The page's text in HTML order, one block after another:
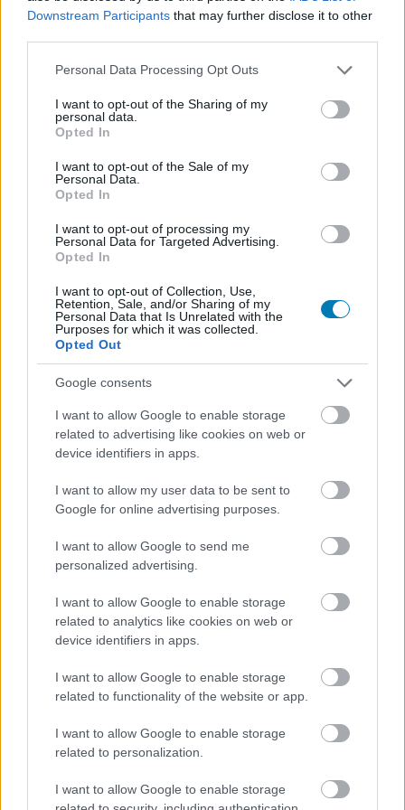
Downstream Participants that may further disclose it to other
Please note that this website/app uses one or more Google
not limited to your visit or usage behaviour. You may click to
grant or deny consent to Google and its third-party tags to
use your data for below specified purposes in below Google
consent section.
Personal Data Processing Opt Outs
I want to opt-out of the Sharing of my
personal data.
Opted In
I want to opt-out of the Sale of my
Personal Data.
Opted In
I want to opt-out of processing my
Personal Data for Targeted Advertising.
Opted In
I want to opt-out of Collection, Use,
Retention, Sale, and/or Sharing of my
Personal Data that Is Unrelated with the
Purposes for which it was collected.
Opted Out
Google consents
I want to allow Google to enable storage
related to advertising like cookies on web or
device identifiers in apps.
I want to allow my user data to be sent to
Google for online advertising purposes.
I want to allow Google to send me
personalized advertising.
I want to allow Google to enable storage
related to analytics like cookies on web or
device identifiers in apps.
I want to allow Google to enable storage
related to functionality of the website or app.
I want to allow Google to enable storage
related to personalization.
I want to allow Google to enable storage
SMASH by Meló-Diák: Homok, zene és a nyár legjobb
hangulata – Jön a második forduló! (X)
Július végén folytatódik a balatoni strandröplabda-
#k-pop démonvadászok
#kpop demon hunters
A Guild Wars 3 még nagyon
messze van, de a fejlesztők már
most megszabták a határokat:
nincs havidíj, nincs pay-to-win
A fejlesztők elképzelései meglehetősen szilárd